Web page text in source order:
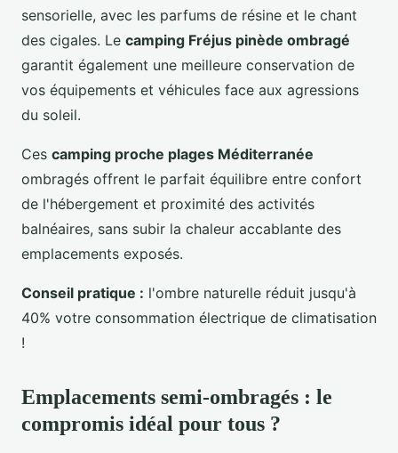
sensorielle, avec les parfums de résine et le chant
des cigales. Le camping Fréjus pinède ombragé
garantit également une meilleure conservation de
vos équipements et véhicules face aux agressions
du soleil.
Ces camping proche plages Méditerranée
ombragés offrent le parfait équilibre entre confort
de l'hébergement et proximité des activités
balnéaires, sans subir la chaleur accablante des
emplacements exposés.
Conseil pratique : l'ombre naturelle réduit jusqu'à
40% votre consommation électrique de climatisation
!
Emplacements semi-ombragés : le
compromis idéal pour tous ?